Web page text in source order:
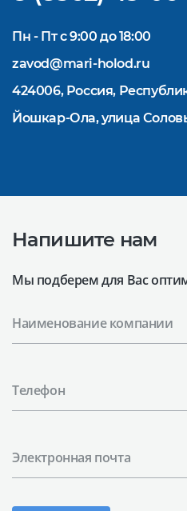
Пн - Пт с 9:00 до 18:00
zavod@mari-holod.ru
424006, Россия,
Йошкар-Ола, улица
Напишите нам
Мы подберем для Вас
Наименование компании
Телефон
Электронная почта